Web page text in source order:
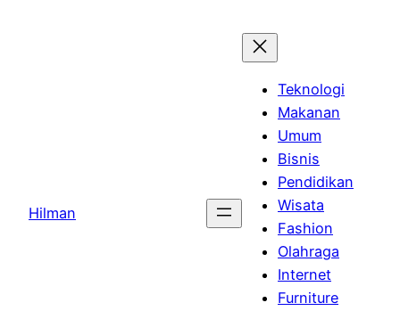
Hilman
Teknologi
Makanan
Umum
Bisnis
Pendidikan
Wisata
Fashion
Olahraga
Internet
Furniture